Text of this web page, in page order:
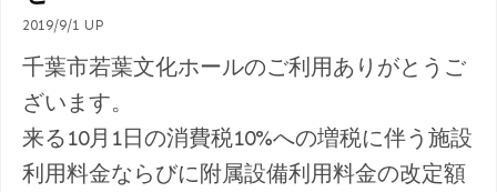
2019/9/1 UP
千葉市若葉文化ホールのご利用ありがとうご
ざいます。
来る10月1日の消費税10%への増税に伴う施設
利用料金ならびに附属設備利用料金の改定額